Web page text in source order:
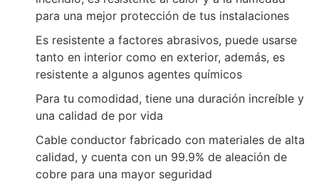
para una mejor protección de tus instalaciones
Es resistente a factores abrasivos, puede usarse
tanto en interior como en exterior, además, es
resistente a algunos agentes químicos
Para tu comodidad, tiene una duración increíble y
una calidad de por vida
Cable conductor fabricado con materiales de alta
calidad, y cuenta con un 99.9% de aleación de
cobre para una mayor seguridad